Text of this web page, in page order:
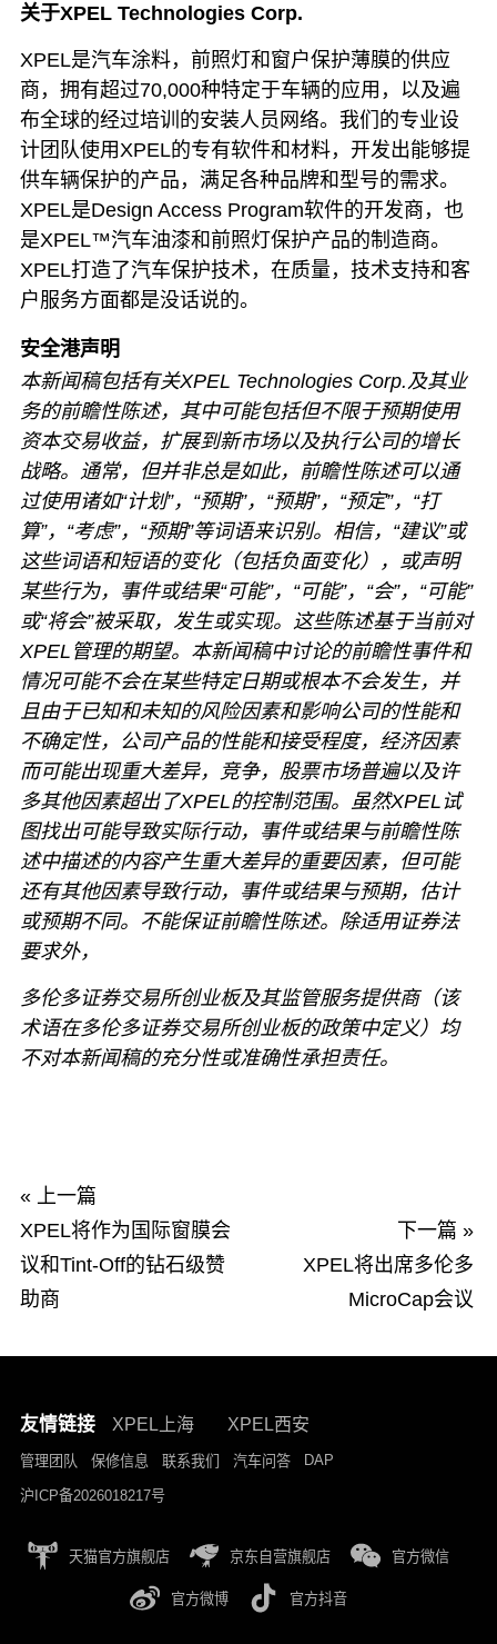
关于XPEL Technologies Corp.
XPEL是汽车涂料，前照灯和窗户保护薄膜的供应
商，拥有超过70,000种特定于车辆的应用，以及遍
布全球的经过培训的安装人员网络。 我们的专业设
计团队使用XPEL的专有软件和材料，开发出能够提
供车辆保护的产品，满足各种品牌和型号的需求。
XPEL是Design Access Program软件的开发商，也
是XPEL™汽车油漆和前照灯保护产品的制造商。
XPEL打造了汽车保护技术，在质量，技术支持和客
户服务方面都是没话说的。
安全港声明
本新闻稿包括有关XPEL Technologies Corp.及其业
务的前瞻性陈述，其中可能包括但不限于预期使用
资本交易收益，扩展到新市场以及执行公司的增长
战略。
通常，但并非总是如此，前瞻性陈述可以通
过使用诸如“计划”，“预期”，“预期”，“预定”，“打
算”，“考虑”，“预期”等词语来识别。相信，“建议”或
这些词语和短语的变化（包括负面变化），或声明
某些行为，事件或结果“可能”，“可能”，“会”，“可能”
或“将会”被采取，发生或实现。
这些陈述基于当前对
XPEL管理的期望。 本新闻稿中讨论的前瞻性事件和
情况可能不会在某些特定日期或根本不会发生，并
且由于已知和未知的风险因素和影响公司的性能和
不确定性，公司产品的性能和接受程度，经济因素
而可能出现重大差异，竞争，股票市场普遍以及许
多其他因素超出了XPEL的控制范围。
虽然XPEL试
图找出可能导致实际行动，事件或结果与前瞻性陈
述中描述的内容产生重大差异的重要因素，但可能
还有其他因素导致行动，事件或结果与预期，估计
或预期不同。
不能保证前瞻性陈述。 除适用证券法
要求外，
多伦多证券交易所创业板及其监管服务提供商（该
术语在多伦多证券交易所创业板的政策中定义）均
不对本新闻稿的充分性或准确性承担责任。
« 上一篇
XPEL将作为国际窗膜会
议和Tint-Off的钻石级赞
助商
下一篇 »
XPEL将出席多伦多
MicroCap会议
友情链接 XPEL上海 XPEL西安
管理团队 保修信息 联系我们 汽车问答 DAP
沪ICP备2026018217号
天猫官方旗舰店 京东自营旗舰店 官方微信
官方微博 官方抖音